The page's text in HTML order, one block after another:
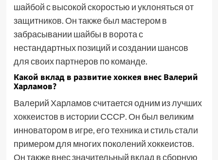
шайбой с высокой скоростью и уклоняться от
защитников. Он также был мастером в
забрасывании шайбы в ворота с
нестандартных позиций и создании шансов
для своих партнеров по команде.
Какой вклад в развитие хоккея внес Валерий
Харламов?
Валерий Харламов считается одним из лучших
хоккеистов в истории СССР. Он был великим
инноватором в игре, его техника и стиль стали
примером для многих поколений хоккеистов.
Он также внес значительный вклад в сборную